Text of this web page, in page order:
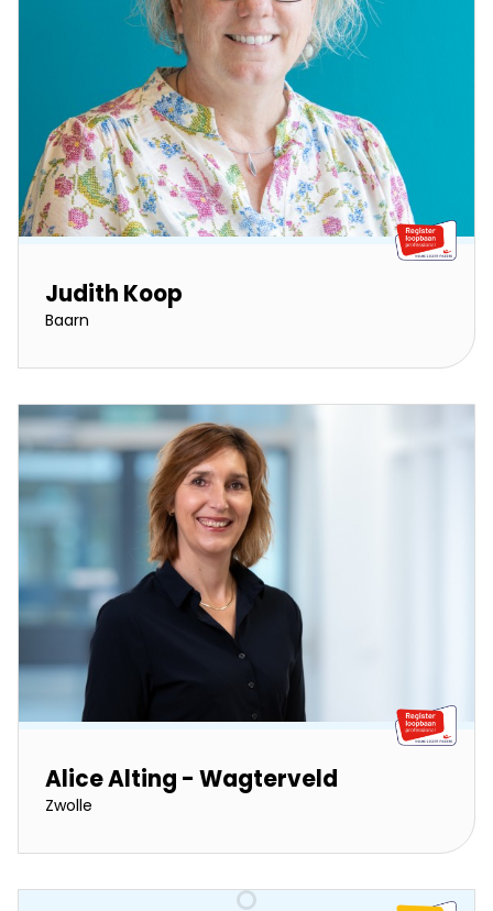
Judith Koop
Baarn
Alice Alting - Wagterveld
Zwolle